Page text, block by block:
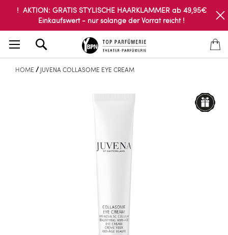
! AKTION: GRATIS STYLISCHE HAARKLAMMER ab 49,95€
Einkaufswert - nur solange der Vorrat reicht !
HOME JUVENA COLLASOME EYE CREAM